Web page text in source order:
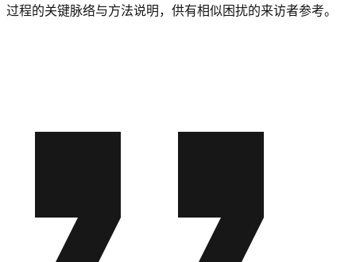
过程的关键脉络与方法说明，供有相似困扰的来访者参考。